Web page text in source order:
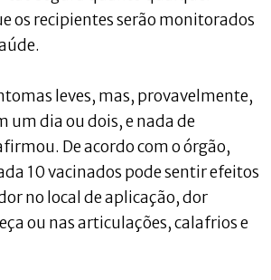
os recipientes serão monitorados
leves, mas, provavelmente,
um dia ou dois, e nada de
De acordo com o órgão,
10 vacinados pode sentir efeitos
no local de aplicação, dor
ou nas articulações, calafrios e